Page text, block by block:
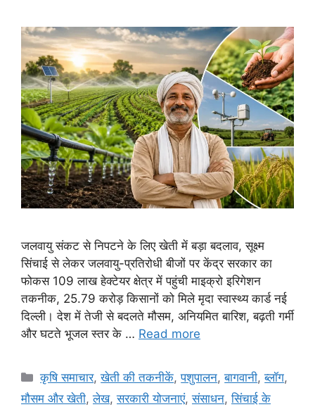
जलवायु संकट से निपटने के लिए खेती में बड़ा बदलाव, सूक्ष्म
सिंचाई से लेकर जलवायु-प्रतिरोधी बीजों पर केंद्र सरकार का
फोकस 109 लाख हेक्टेयर क्षेत्र में पहुंची माइक्रो इरिगेशन
तकनीक, 25.79 करोड़ किसानों को मिले मृदा स्वास्थ्य कार्ड नई
दिल्ली। देश में तेजी से बदलते मौसम, अनियमित बारिश, बढ़ती गर्मी
और घटते भूजल स्तर के … Read more
कृषि समाचार,खेती की तकनीकें,पशुपालन,बागवानी,ब्लॉग,
मौसम और खेती,लेख,सरकारी योजनाएं,संसाधन,सिंचाई के